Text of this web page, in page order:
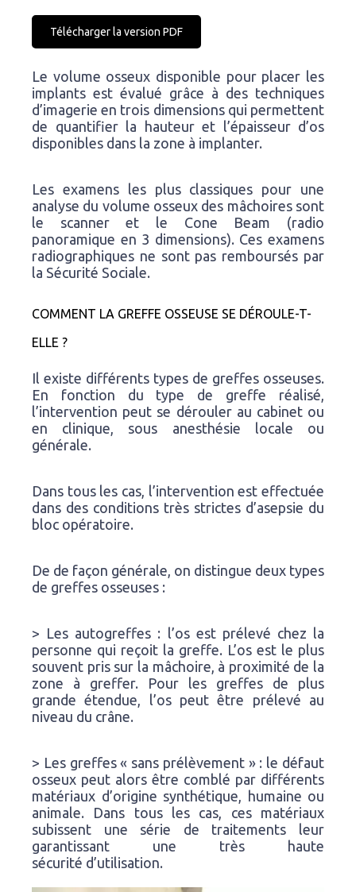
Télécharger la version PDF
Le volume osseux disponible pour placer les
implants est évalué grâce à des techniques
d’imagerie en trois dimensions qui permettent
de quantifier la hauteur et l’épaisseur d’os
disponibles dans la zone à implanter.
Les examens les plus classiques pour une
analyse du volume osseux des mâchoires sont
le scanner et le Cone Beam (radio
panoramique en 3 dimensions). Ces examens
radiographiques ne sont pas remboursés par
la Sécurité Sociale.
COMMENT LA GREFFE OSSEUSE SE DÉROULE-T-
ELLE ?
Il existe différents types de greffes osseuses.
En fonction du type de greffe réalisé,
l’intervention peut se dérouler au cabinet ou
en clinique, sous anesthésie locale ou
générale.
Dans tous les cas, l’intervention est effectuée
dans des conditions très strictes d’asepsie du
bloc opératoire.
De de façon générale, on distingue deux types
de greffes osseuses :
> Les autogreffes : l’os est prélevé chez la
personne qui reçoit la greffe. L’os est le plus
souvent pris sur la mâchoire, à proximité de la
zone à greffer. Pour les greffes de plus
grande étendue, l’os peut être prélevé au
niveau du crâne.
> Les greffes « sans prélèvement » : le défaut
osseux peut alors être comblé par différents
matériaux d’origine synthétique, humaine ou
animale. Dans tous les cas, ces matériaux
subissent une série de traitements leur
garantissant une très haute
sécurité d’utilisation.